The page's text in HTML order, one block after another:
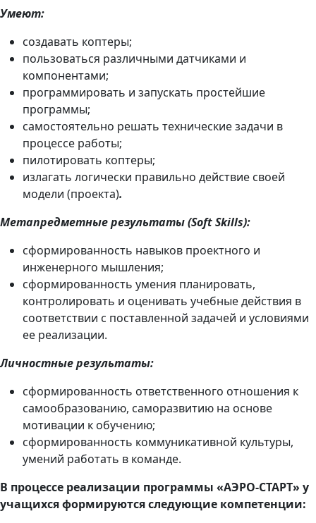
Умеют:
создавать коптеры;
пользоваться различными датчиками и
компонентами;
программировать и запускать простейшие
программы;
самостоятельно решать технические задачи в
процессе работы;
пилотировать коптеры;
излагать логически правильно действие своей
модели (проекта).
Метапредметные результаты (Soft Skills):
сформированность навыков проектного и
инженерного мышления;
сформированность умения планировать,
контролировать и оценивать учебные действия в
соответствии с поставленной задачей и условиями
ее реализации.
Личностные результаты:
сформированность ответственного отношения к
самообразованию, саморазвитию на основе
мотивации к обучению;
сформированность коммуникативной культуры,
умений работать в команде.
В процессе реализации программы «АЭРО-СТАРТ» у
учащихся формируются следующие компетенции: